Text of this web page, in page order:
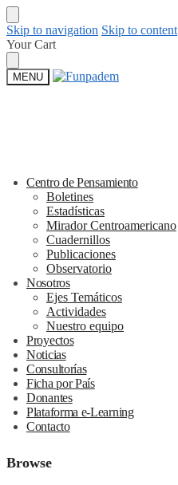
Skip to navigation Skip to content
Your Cart
MENU
Centro de Pensamiento
Boletines
Estadísticas
Mirador Centroamericano
Cuadernillos
Publicaciones
Observatorio
Nosotros
Ejes Temáticos
Actividades
Nuestro equipo
Proyectos
Noticias
Consultorías
Ficha por País
Donantes
Plataforma e-Learning
Contacto
Browse